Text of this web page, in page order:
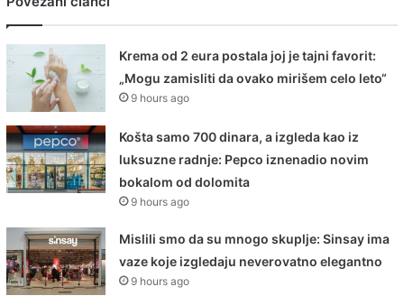
Krema od 2 eura postala joj je tajni favorit:
„Mogu zamisliti da ovako mirišem celo leto“
9 hours ago
Košta samo 700 dinara, a izgleda kao iz
luksuzne radnje: Pepco iznenadio novim
bokalom od dolomita
9 hours ago
Mislili smo da su mnogo skuplje: Sinsay ima
vaze koje izgledaju neverovatno elegantno
9 hours ago